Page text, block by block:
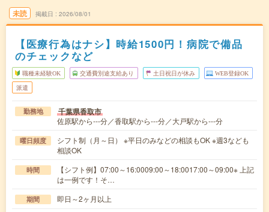
未読 掲載日 2026/08/01
【医療行為はナシ】時給1500円！病院で備品
のチェックなど
職種未経験OK 交通費別途支給あり 土日祝日が休み WEB登録OK
派遣
勤務地 千葉県香取市
佐原駅から---分／香取駅から---分／大戸駅から---分
曜日頻度
シフト制（月～日） ※平日のみなどの相談もOK ※週3なども
相談OK
時間
【シフト例】07:00～16:0009:00～18:0017:00～09:00※ 上記
は一例です！そ…
期間 即日～2ヶ月以上